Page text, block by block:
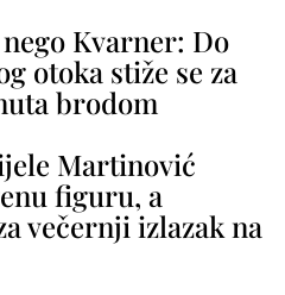
Kvarner: Do
otoka stiže se za
brodom
Martinović
figuru, a
večernji izlazak na